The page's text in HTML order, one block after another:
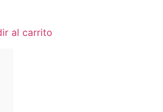
al carrito